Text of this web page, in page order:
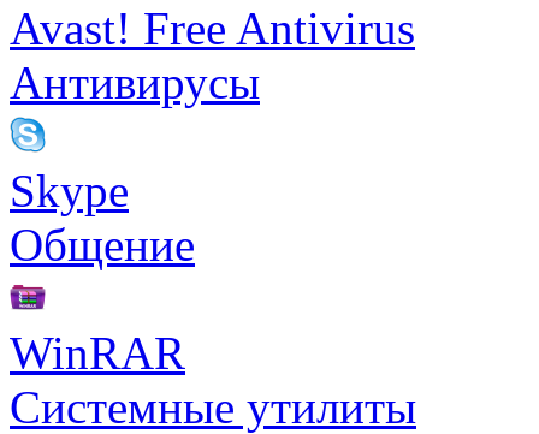
Avast! Free Antivirus
Антивирусы
Skype
Общение
WinRAR
Системные утилиты